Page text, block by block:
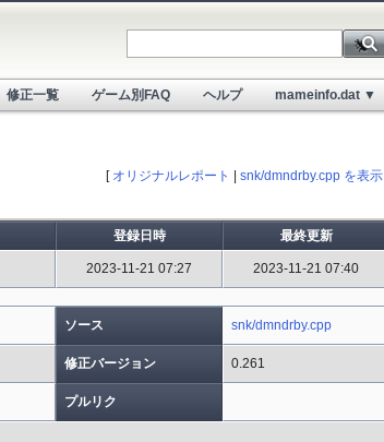
修正一覧 ゲーム別FAQ ヘルプ mameinfo.dat ▼
[ オリジナルレポート snk/dmndrby.cpp を表示
登録日時 最終更新
2023-11-21 07:27 2023-11-21 07:40
ソース snk/dmndrby.cpp
修正バージョン 0.261
プルリク